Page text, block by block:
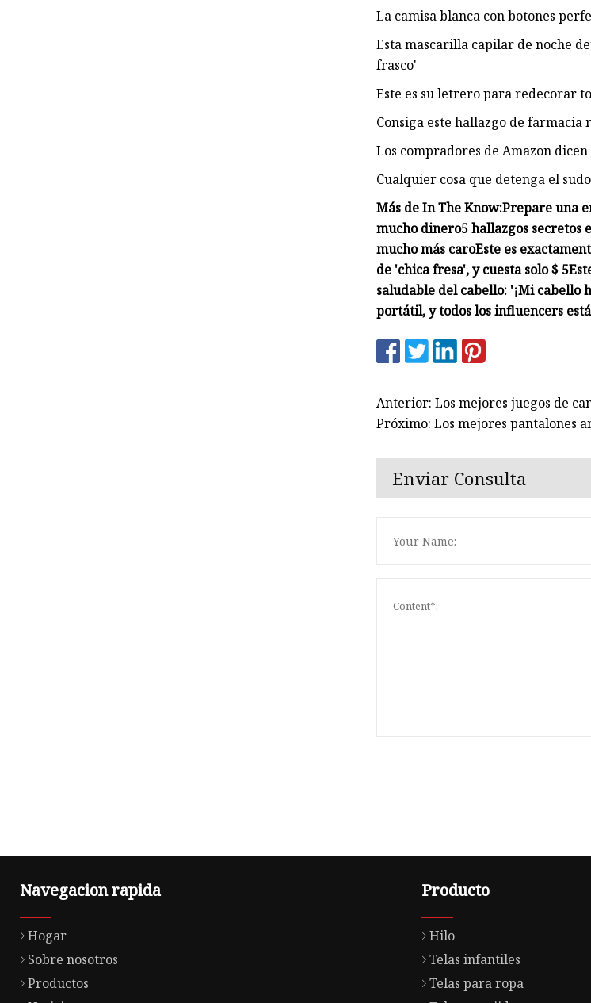
La camisa blanca con botones
Esta mascarilla capilar de noche
frasco'
Este es su letrero para redecorar
Consiga este hallazgo de farmacia
Los compradores de Amazon
Cualquier cosa que detenga el
Más de In The Know:Prepare una
mucho dinero5 hallazgos secretos
mucho más caroEste es
de 'chica fresa', y cuesta solo $ 5
saludable del cabello: '¡Mi cabello
portátil, y todos los influencers
Anterior: Los mejores juegos de
Próximo: Los mejores pantalones
Enviar Consulta
Navegacion rapida
Hogar
Sobre nosotros
Productos
Producto
Hilo
Telas infantiles
Telas para ropa